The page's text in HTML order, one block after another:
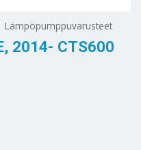
Lämpöpumppuvarusteet
2014- CTS600